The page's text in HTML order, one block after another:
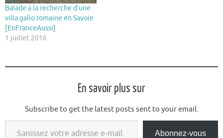
Balade a la recherche d’une
villa gallo romaine en Savoie
[EnFranceAussi]
1 juillet 2016
En savoir plus sur
Subscribe to get the latest posts sent to your email.
Saisissez votre adresse e-mail…
Abonnez-vous